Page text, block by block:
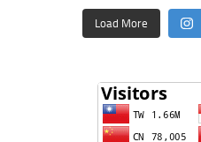
Load More